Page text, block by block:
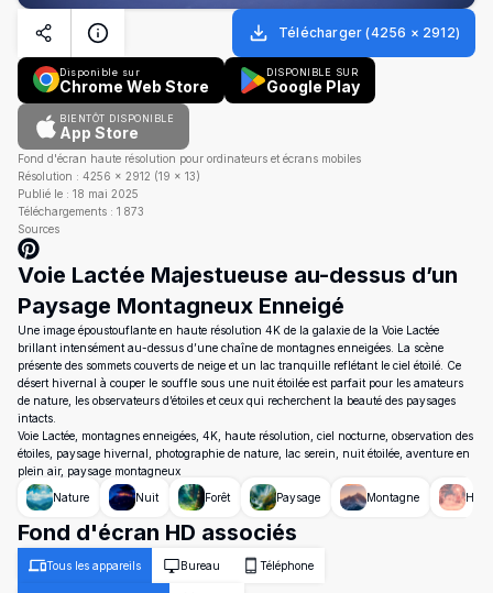
Télécharger (4256 × 2912)
Disponible sur
Chrome Web Store
DISPONIBLE SUR
Google Play
BIENTÔT DISPONIBLE
App Store
Fond d'écran haute résolution pour ordinateurs et écrans mobiles
Résolution : 4256 × 2912 (19 × 13)
Publié le : 18 mai 2025
Téléchargements : 1 873
Sources
Voie Lactée Majestueuse au-dessus d’un
Paysage Montagneux Enneigé
Une image époustouflante en haute résolution 4K de la galaxie de la Voie Lactée
brillant intensément au-dessus d’une chaîne de montagnes enneigées. La scène
présente des sommets couverts de neige et un lac tranquille reflétant le ciel étoilé. Ce
désert hivernal à couper le souffle sous une nuit étoilée est parfait pour les amateurs
de nature, les observateurs d’étoiles et ceux qui recherchent la beauté des paysages
intacts.
Voie Lactée, montagnes enneigées, 4K, haute résolution, ciel nocturne, observation des
étoiles, paysage hivernal, photographie de nature, lac serein, nuit étoilée, aventure en
plein air, paysage montagneux
Nature
Nuit Forêt Paysage Montagne Hiver
Fond d'écran HD associés
Tous les appareils Bureau Téléphone